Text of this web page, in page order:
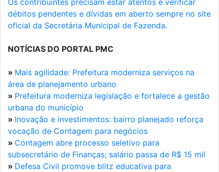
Os contribuintes precisam estar atentos e verificar
débitos pendentes e dívidas em aberto sempre no site
oficial da Secretária Municipal de Fazenda.
NOTÍCIAS DO PORTAL PMC
» Mais agilidade: Prefeitura moderniza serviços na
área de planejamento urbano
» Prefeitura moderniza legislação e fortalece a gestão
urbana do município
» Inovação e investimentos: bairro planejado reforça
vocação de Contagem para negócios
» Contagem abre processo seletivo para
subsecretário de Finanças; salário passa de R$ 15 mil
» Defesa Civil promove blitz educativa para